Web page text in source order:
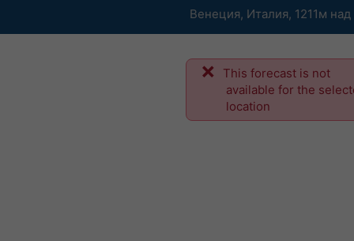
Венеция, Италия, 1211м
This forecast is not
available for the
location